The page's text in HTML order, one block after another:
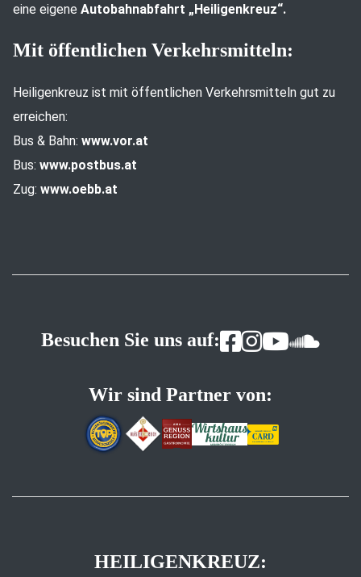
eine eigene Autobahnabfahrt „Heiligenkreuz“.
Mit öffentlichen Verkehrsmitteln:
Heiligenkreuz ist mit öffentlichen Verkehrsmitteln gut zu
erreichen:
Bus & Bahn: www.vor.at
Bus: www.postbus.at
Zug: www.oebb.at
Besuchen Sie uns auf:
Wir sind Partner von:
HEILIGENKREUZ: